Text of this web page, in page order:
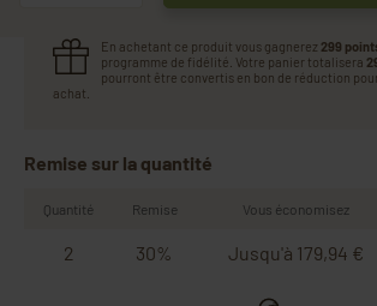
En achetant ce produit vous gagnerez 299
programme de fidélité. Votre panier totalisera
pourront être convertis en bon de réduction
achat.
Remise sur la quantité
Quantité Remise Vous économisez
2 30% Jusqu'à 179,94 €